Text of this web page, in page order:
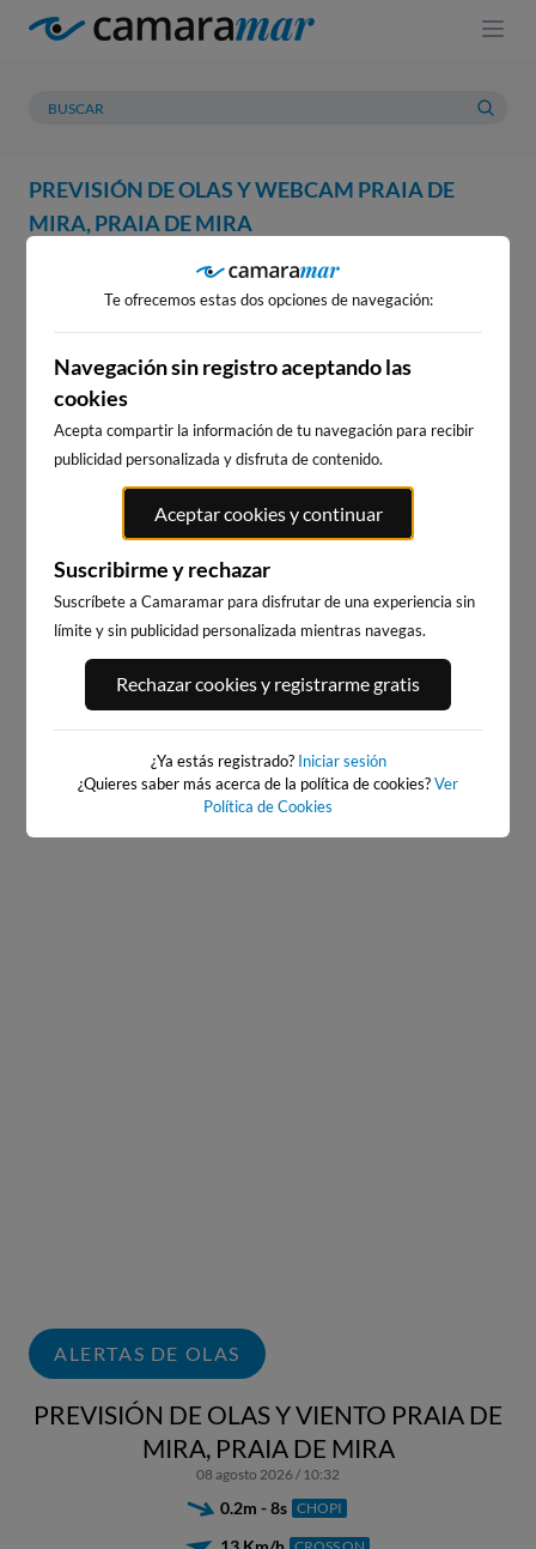
PREVISIÓN DE OLAS Y WEBCAM PRAIA DE
MIRA, PRAIA DE MIRA
PREVISIÓN METEOROLOGÍA
WEBCAM PRAIA DE MIRA,
PRAIA DE MIRA
WEBCAMS CERCANAS
184km · Baiona
0.1 m CHOPI
BAIONA_SANTA_MARTA
184km · Baiona
ALERTAS DE OLAS
PREVISIÓN DE OLAS Y VIENTO PRAIA DE
MIRA, PRAIA DE MIRA
08 agosto 2026 / 10:32
0.2m - 8s CHOPI
Te ofrecemos estas dos opciones de navegación:
Navegación sin registro aceptando las
cookies
Acepta compartir la información de tu navegación para recibir
publicidad personalizada y disfruta de contenido.
Aceptar cookies y continuar
Suscribirme y rechazar
Suscríbete a Camaramar para disfrutar de una experiencia sin
límite y sin publicidad personalizada mientras navegas.
Rechazar cookies y registrarme gratis
¿Ya estás registrado? Iniciar sesión
¿Quieres saber más acerca de la política de cookies?Ver
Política de Cookies